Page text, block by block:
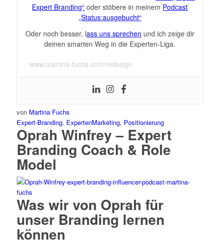
Expert Branding“ oder stöbere in meinem Podcast
„Status:ausgebucht“
Oder noch besser, lass uns sprechen und ich zeige dir
deinen smarten Weg in die Experten-Liga.
www.martina-fuchs.com/redesign
von Martina Fuchs
Expert-Branding, ExpertenMarketing, Positionierung
Oprah Winfrey – Expert
Branding Coach & Role
Model
Was wir von Oprah für
unser Branding lernen
können